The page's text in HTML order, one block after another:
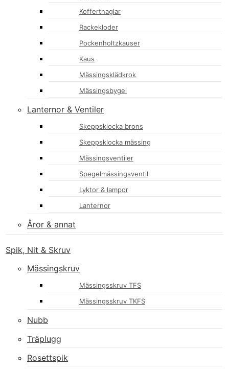
Koffertnaglar
Rackekloder
Pockenholtzkauser
Kaus
Mässingsklädkrok
Mässingsbygel
Lanternor & Ventiler
Skeppsklocka brons
Skeppsklocka mässing
Mässingsventiler
Spegelmässingsventil
Lyktor & lampor
Lanternor
Åror & annat
Spik, Nit & Skruv
Mässingskruv
Mässingsskruv TFS
Mässingsskruv TKFS
Nubb
Träplugg
Rosettspik